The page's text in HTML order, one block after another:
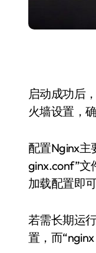
启动成功后
火墙设置，
配置Nginx主
ginx.conf”文
加载配置即可
若需长期运
置，而“nginx